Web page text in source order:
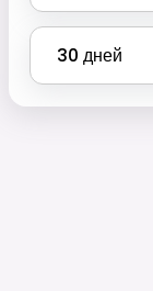
30 дней